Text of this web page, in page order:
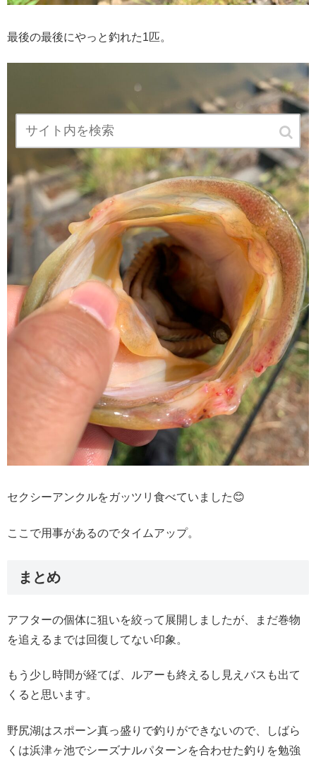
最後の最後にやっと釣れた1匹。
セクシーアンクルをガッツリ食べていました😊
ここで用事があるのでタイムアップ。
まとめ
アフターの個体に狙いを絞って展開しましたが、まだ巻物
を追えるまでは回復してない印象。
もう少し時間が経てば、ルアーも終えるし見えバスも出て
くると思います。
野尻湖はスポーン真っ盛りで釣りができないので、しばら
くは浜津ヶ池でシーズナルパターンを合わせた釣りを勉強